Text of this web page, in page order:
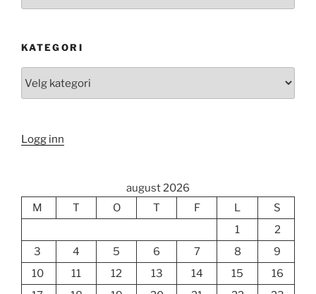
KATEGORI
Logg inn
august 2026
M
T O T F L
S
1
2
3
4 5 6 7 8
9
10
11 12 13 14 15
16